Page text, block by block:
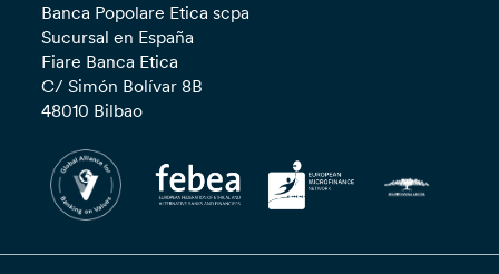
Banca Popolare Etica scpa
Sucursal en España
Fiare Banca Etica
C/ Simón Bolívar 8B
48010 Bilbao